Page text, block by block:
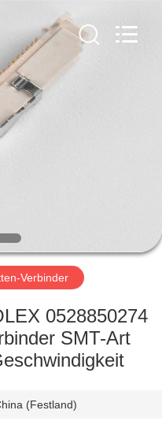
Verbinder
0528850274
SMT-Art
(Festland)